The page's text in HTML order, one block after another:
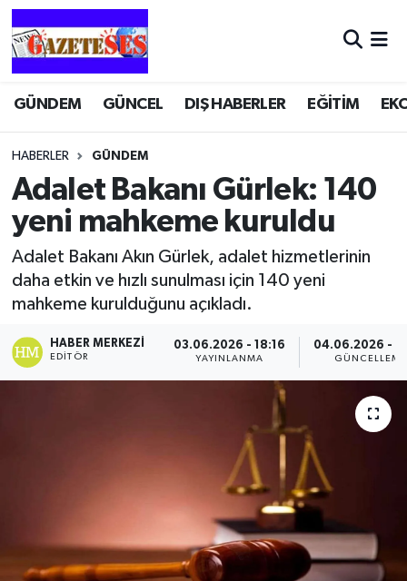
GÜNDEM GÜNCEL DIŞ HABERLER EĞİTİM
HABERLER GÜNDEM
Adalet Bakanı Gürlek: 140
yeni mahkeme kuruldu
Adalet Bakanı Akın Gürlek, adalet hizmetlerinin
daha etkin ve hızlı sunulması için 140 yeni
mahkeme kurulduğunu açıkladı.
HABER MERKEZI
EDITÖR
03.06.2026 - 18:16
YAYINLANMA
04.06.2026 -
GÜNCELLEME